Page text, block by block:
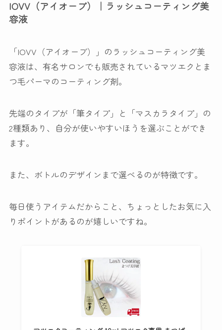
IOVV（アイオーブ）｜ラッシュコーティング美
容液
「IOVV（アイオーブ）」のラッシュコーティング美
容液は、 有名サロンでも販売されているマツエクとま
つ毛パーマのコーティング剤。
先端のタイプが「筆タイプ」と「マスカラタイプ」の
2種類あり、自分が使いやすいほうを選ぶことができ
ます。
また、ボトルのデザインまで選べるのが特徴です。
毎日使うアイテムだからこと、ちょっとしたお気に入
りポイントがあるのが嬉しいですね。